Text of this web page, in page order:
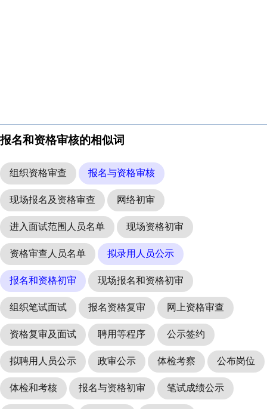
报名和资格审核的相似词
组织资格审查 报名与资格审核
现场报名及资格审查 网络初审
进入面试范围人员名单 现场资格初审
资格审查人员名单 拟录用人员公示
报名和资格初审 现场报名和资格初审
组织笔试面试 报名资格复审 网上资格审查
资格复审及面试 聘用等程序 公示签约
拟聘用人员公示 政审公示 体检考察 公布岗位
体检和考核 报名与资格初审 笔试成绩公示